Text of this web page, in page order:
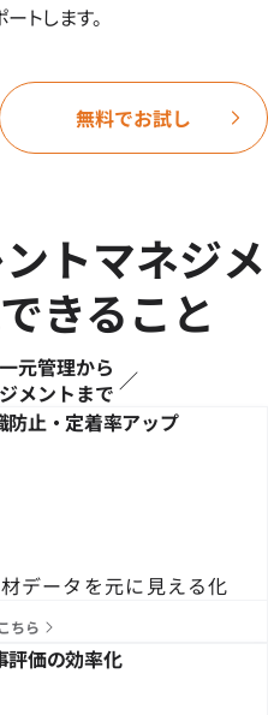
トします。
無料でお試し
トマネジメ
きること
元管理から
メントまで
防止・定着率アップ
データを元に見える化
ちら
評価の効率化